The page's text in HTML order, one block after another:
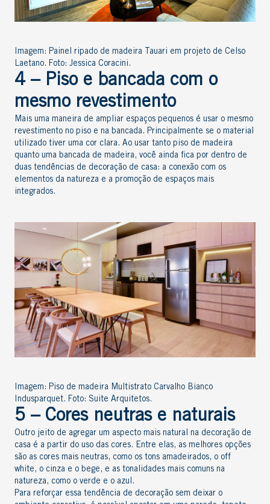
Imagem: Painel ripado de madeira Tauari em projeto de Celso
Laetano. Foto: Jessica Coracini.
4 – Piso e bancada com o
mesmo revestimento
Mais uma maneira de ampliar espaços pequenos é usar o mesmo
revestimento no piso e na bancada. Principalmente se o material
utilizado tiver uma cor clara. Ao usar tanto piso de madeira
quanto uma bancada de madeira, você ainda fica por dentro de
duas tendências de decoração de casa: a conexão com os
elementos da natureza e a promoção de espaços mais
integrados.
Imagem: Piso de madeira Multistrato Carvalho Bianco
Indusparquet. Foto: Suite Arquitetos.
5 – Cores neutras e naturais
Outro jeito de agregar um aspecto mais natural na decoração de
casa é a partir do uso das cores. Entre elas, as melhores opções
são as cores mais neutras, como os tons amadeirados, o off
white, o cinza e o bege, e as tonalidades mais comuns na
natureza, como o verde e o azul.
Para reforçar essa tendência de decoração sem deixar o